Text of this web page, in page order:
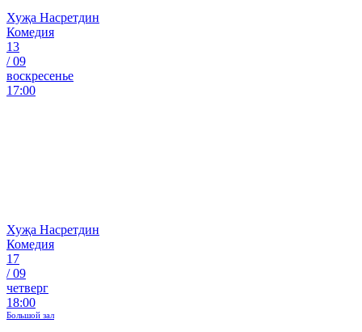
Хуҗа Насретдин
Комедия
13
/09
воскресенье
17:00
Хуҗа Насретдин
Комедия
17
/09
четверг
18:00
Большой зал